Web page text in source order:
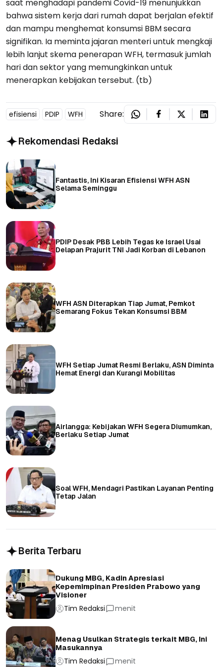
saat menghadapi pandemi Covid-19 menunjukkan
bahwa sistem kerja dari rumah dapat berjalan efektif
dan mampu menghemat konsumsi BBM secara
signifikan. Ia meminta jajaran menteri untuk mengkaji
lebih lanjut skema penerapan WFH, termasuk jumlah
hari dan sektor yang memungkinkan untuk
menerapkan kebijakan tersebut. (tb)
efisiensi PDIP WFH Share:
Rekomendasi Redaksi
Fantastis, Ini Kisaran Efisiensi WFH ASN
Selama Seminggu
PDIP Desak PBB Lebih Tegas ke Israel Usai
Delapan Prajurit TNI Jadi Korban di Lebanon
WFH ASN Diterapkan Tiap Jumat, Pemkot
Semarang Fokus Tekan Konsumsi BBM
WFH Setiap Jumat Resmi Berlaku, ASN Diminta
Hemat Energi dan Kurangi Mobilitas
Airlangga: Kebijakan WFH Segera Diumumkan,
Berlaku Setiap Jumat
Soal WFH, Mendagri Pastikan Layanan Penting
Tetap Jalan
Berita Terbaru
Dukung MBG, Kadin Apresiasi
Kepemimpinan Presiden Prabowo yang
Visioner
Tim Redaksi menit
Menag Usulkan Strategis terkait MBG, Ini
Masukannya
Tim Redaksi menit